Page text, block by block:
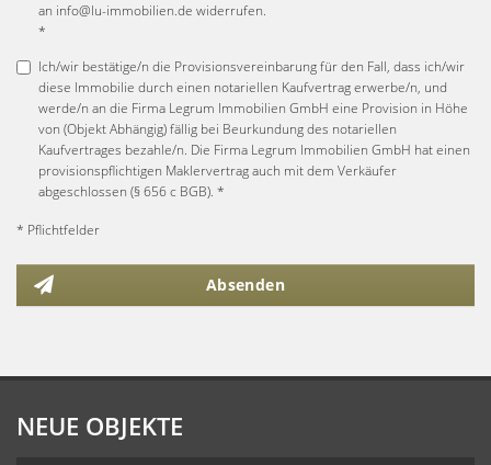
an info@lu-immobilien.de widerrufen.
*
Ich/wir bestätige/n die Provisionsvereinbarung für den Fall, dass ich/wir
diese Immobilie durch einen notariellen Kaufvertrag erwerbe/n, und
werde/n an die Firma Legrum Immobilien GmbH eine Provision in Höhe
von (Objekt Abhängig) fällig bei Beurkundung des notariellen
Kaufvertrages bezahle/n. Die Firma Legrum Immobilien GmbH hat einen
provisionspflichtigen Maklervertrag auch mit dem Verkäufer
abgeschlossen (§ 656 c BGB). *
* Pflichtfelder
Absenden
NEUE OBJEKTE